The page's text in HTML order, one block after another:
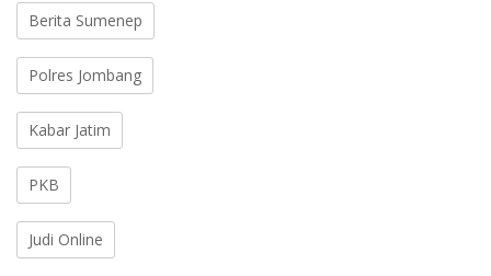
Berita Sumenep
Polres Jombang
Kabar Jatim
PKB
Judi Online